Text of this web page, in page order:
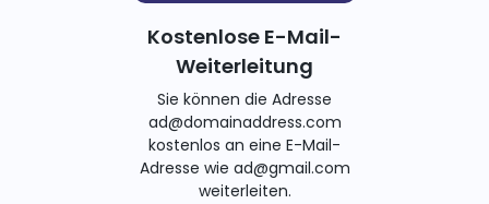
Kostenlose E-Mail-
Weiterleitung
Sie können die Adresse
ad@domainaddress.com
kostenlos an eine E-Mail-
Adresse wie ad@gmail.com
weiterleiten.